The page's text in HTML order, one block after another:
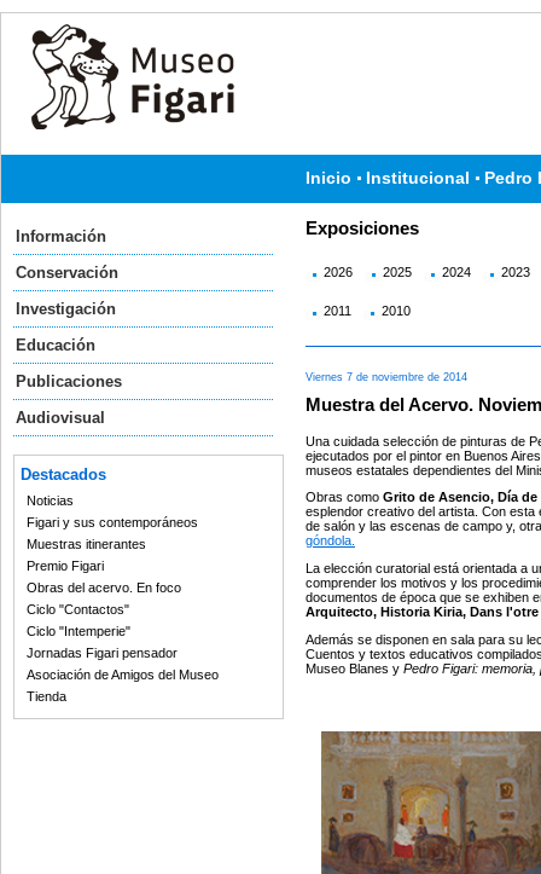
Inicio Institucional Pedro
Información
Conservación
Investigación
Educación
Publicaciones
Audiovisual
Destacados
Noticias
Figari y sus contemporáneos
Muestras itinerantes
Premio Figari
Obras del acervo. En foco
Ciclo "Contactos"
Ciclo "Intemperie"
Jornadas Figari pensador
Asociación de Amigos del Museo
Tienda
Exposiciones
2026 2025 2024 2023
2011 2010
Viernes 7 de noviembre de 2014
Muestra del Acervo.
Una cuidada selección de pinturas de
ejecutados por el pintor en Buenos
museos estatales dependientes del
Obras como Grito de Asencio, Día
esplendor creativo del artista. Con
de salón y las escenas de campo y,
góndola.
La elección curatorial está orientada a
comprender los motivos y los
documentos de época que se exhiben
Arquitecto, Historia Kiria, Dans
Además se disponen en sala para su
Cuentos y textos educativos
Museo Blanes y Pedro Figari: